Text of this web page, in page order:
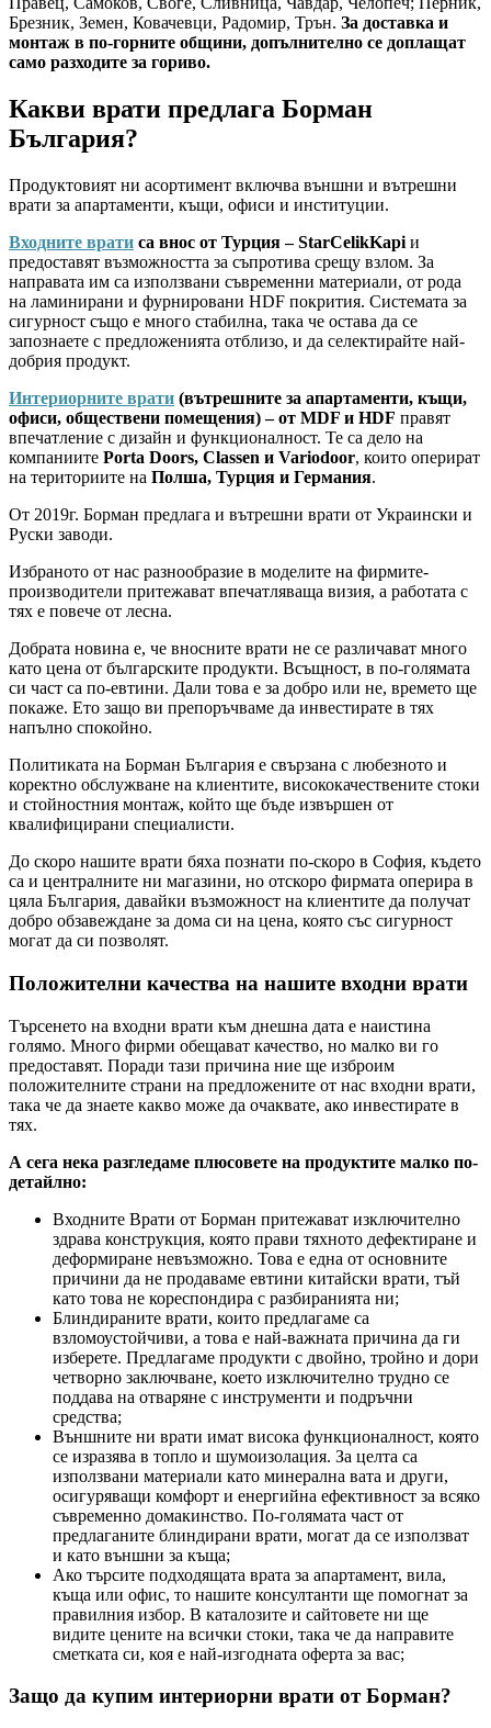
Брезник, Земен, Ковачевци, Радомир, Трън. За доставка и
монтаж в по-горните общини, допълнително се доплащат
само разходите за гориво.
Какви врати предлага Борман
България?
Продуктовият ни асортимент включва външни и вътрешни
врати за апартаменти, къщи, офиси и институции.
Входните врати са внос от Турция – StarCelikKapi и
предоставят възможността за съпротива срещу взлом. За
направата им са използвани съвременни материали, от рода
на ламинирани и фурнировани HDF покрития. Системата за
сигурност също е много стабилна, така че остава да се
запознаете с предложенията отблизо, и да селектирайте най-
добрия продукт.
Интериорните врати (вътрешните за апартаменти, къщи,
офиси, обществени помещения) – от MDF и HDF правят
впечатление с дизайн и функционалност. Те са дело на
компаниите Porta Doors, Classen и Variodoor, които оперират
на териториите на Полша, Турция и Германия.
От 2019г. Борман предлага и вътрешни врати от Украински и
Руски заводи.
Избраното от нас разнообразие в моделите на фирмите-
производители притежават впечатляваща визия, а работата с
тях е повече от лесна.
Добрата новина е, че вносните врати не се различават много
като цена от българските продукти. Всъщност, в по-голямата
си част са по-евтини. Дали това е за добро или не, времето ще
покаже. Ето защо ви препоръчваме да инвестирате в тях
напълно спокойно.
Политиката на Борман България е свързана с любезното и
коректно обслужване на клиентите, висококачествените стоки
и стойностния монтаж, който ще бъде извършен от
квалифицирани специалисти.
До скоро нашите врати бяха познати по-скоро в София, където
са и централните ни магазини, но отскоро фирмата оперира в
цяла България, давайки възможност на клиентите да получат
добро обзавеждане за дома си на цена, която със сигурност
могат да си позволят.
Положителни качества на нашите входни врати
Търсенето на входни врати към днешна дата е наистина
голямо. Много фирми обещават качество, но малко ви го
предоставят. Поради тази причина ние ще изброим
положителните страни на предложените от нас входни врати,
така че да знаете какво може да очаквате, ако инвестирате в
тях.
А сега нека разгледаме плюсовете на продуктите малко по-
детайлно:
Входните Врати от Борман притежават изключително
здрава конструкция, която прави тяхното дефектиране и
деформиране невъзможно. Това е една от основните
причини да не продаваме евтини китайски врати, тъй
като това не кореспондира с разбиранията ни;
Блиндираните врати, които предлагаме са
взломоустойчиви, а това е най-важната причина да ги
изберете. Предлагаме продукти с двойно, тройно и дори
четворно заключване, което изключително трудно се
поддава на отваряне с инструменти и подръчни
средства;
Външните ни врати имат висока функционалност, която
се изразява в топло и шумоизолация. За целта са
използвани материали като минерална вата и други,
осигуряващи комфорт и енергийна ефективност за всяко
съвременно домакинство. По-голямата част от
предлаганите блиндирани врати, могат да се използват
и като външни за къща;
Ако търсите подходящата врата за апартамент, вила,
къща или офис, то нашите консултанти ще помогнат за
правилния избор. В каталозите и сайтовете ни ще
видите цените на всички стоки, така че да направите
сметката си, коя е най-изгодната оферта за вас;
Защо да купим интериорни врати от Борман?